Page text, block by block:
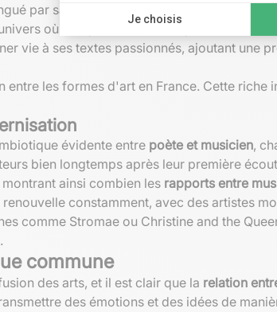
par sa capacité à jongler avec les mots
où chaque mot a son importance,
vie à ses textes passionnés, ajoutant
les formes d'art en France. Cette
évidente entre poète et musicien,
bien longtemps après leur première
ainsi combien les rapports entre
constamment, avec des artistes
comme Stromae ou Christine and the
commune
des arts, et il est clair que la relation
des émotions et des idées de